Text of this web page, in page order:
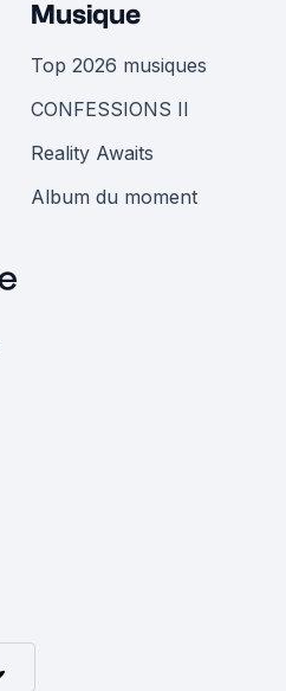
Musique
Top 2026 musiques
CONFESSIONS II
Reality Awaits
Album du moment